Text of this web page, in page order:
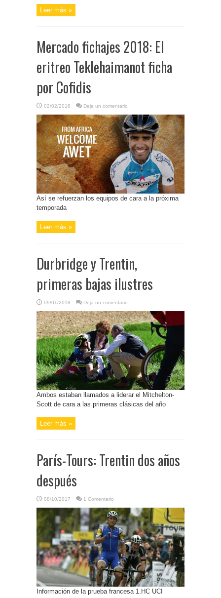
Leer más »
Mercado fichajes 2018: El
eritreo Teklehaimanot ficha
por Cofidis
02/02/2018 Deja un comentario
Así se refuerzan los equipos de cara a la próxima
temporada
Leer más »
Durbridge y Trentin,
primeras bajas ilustres
09/01/2018 Deja un comentario
Ambos estaban llamados a liderar el Mitchelton-
Scott de cara a las primeras clásicas del año
Leer más »
París-Tours: Trentin dos años
después
08/10/2017 1 Comentario
Información de la prueba francesa 1.HC UCI